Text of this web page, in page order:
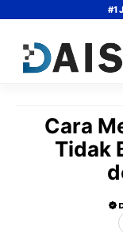
content
#1
Cara
Tidak